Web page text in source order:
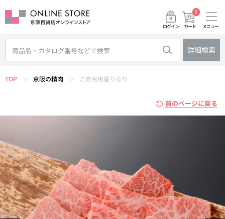
ログイン カート
0
メニュー
詳細検索
TOP ＞ 京阪の精肉 ＞ ご自宅用量り売り
前のページに戻る